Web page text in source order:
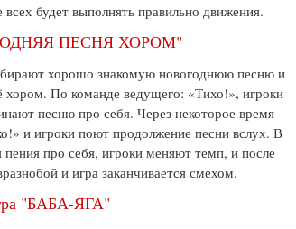
будет выполнять правильно движения.
ПЕСНЯ ХОРОМ"
хорошо знакомую новогоднюю песню и
хором. По команде ведущего: «Тихо!», игроки
песню про себя. Через некоторое время
и игроки поют продолжение песни вслух. В
про себя, игроки меняют темп, и после
и игра заканчивается смехом.
"БАБА-ЯГА"